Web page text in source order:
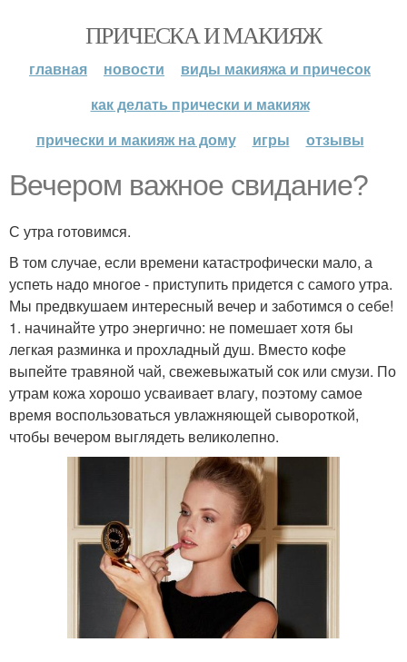
ПРИЧЕСКА И МАКИЯЖ
главная новости
виды макияжа и причесок
как делать прически и макияж
прически и макияж на дому
игры отзывы
Вечером важное свидание?
С утра готовимся.
В том случае, если времени катастрофически мало, а
успеть надо многое - приступить придется с самого утра.
Мы предвкушаем интересный вечер и заботимся о себе!
1. начинайте утро энергично: не помешает хотя бы
легкая разминка и прохладный душ. Вместо кофе
выпейте травяной чай, свежевыжатый сок или смузи. По
утрам кожа хорошо усваивает влагу, поэтому самое
время воспользоваться увлажняющей сывороткой,
чтобы вечером выглядеть великолепно.